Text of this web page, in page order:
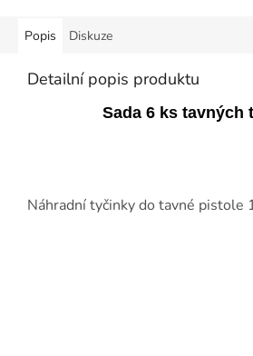
Popis Diskuze
Detailní popis produktu
Sada 6 ks tavných
Náhradní tyčinky do tavné pistole